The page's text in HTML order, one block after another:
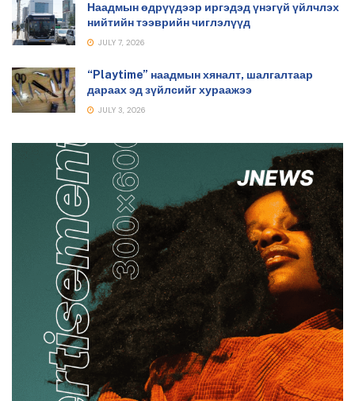
Наадмын өдрүүдээр иргэдэд үнэгүй үйлчлэх
нийтийн тээврийн чиглэлүүд
JULY 7, 2026
“Playtime” наадмын хяналт, шалгалтаар
дараах эд зүйлсийг хураажээ
JULY 3, 2026